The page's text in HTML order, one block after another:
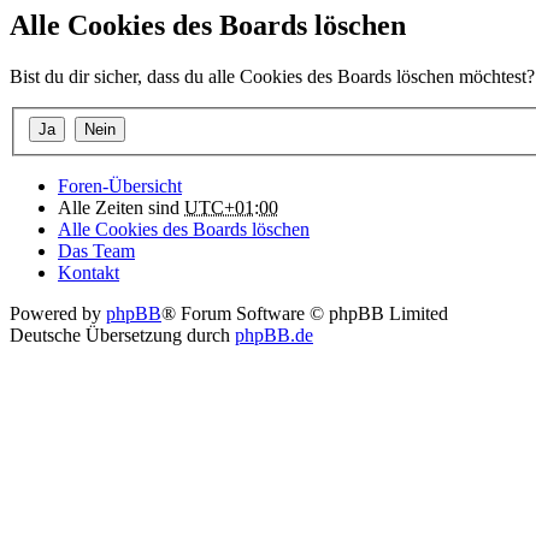
Alle Cookies des Boards löschen
Bist du dir sicher, dass du alle Cookies des Boards löschen möchtest?
Foren-Übersicht
Alle Zeiten sind UTC+01:00
Alle Cookies des Boards löschen
Das Team
Kontakt
Powered by phpBB® Forum Software © phpBB Limited
Deutsche Übersetzung durch phpBB.de